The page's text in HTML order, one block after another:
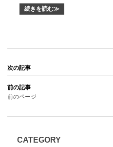
続きを読む≫
前のページ
CATEGORY